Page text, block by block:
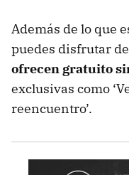
Además de lo que
puedes disfrutar de
ofrecen gratuito
exclusivas como
reencuentro’.